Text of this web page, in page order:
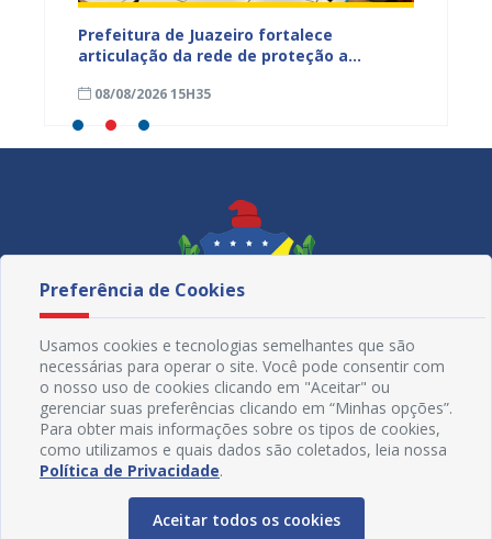
Prefeitura de Juazeiro fortalece
articulação da rede de proteção a
análoga à escravidão
08/08/2026 15H35
Redes Sociais
Preferência de Cookies
Usamos cookies e tecnologias semelhantes que são
necessárias para operar o site. Você pode consentir com
o nosso uso de cookies clicando em "Aceitar" ou
gerenciar suas preferências clicando em “Minhas opções”.
Para obter mais informações sobre os tipos de cookies,
como utilizamos e quais dados são coletados, leia nossa
Política de Privacidade.
Aceitar todos os cookies